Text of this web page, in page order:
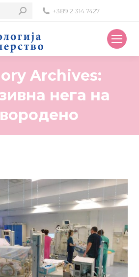
+389 2 314 7427
Archives:
нега на